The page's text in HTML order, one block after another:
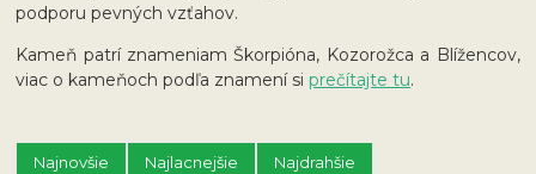
podporu pevných vzťahov.
Kameň patrí znameniam Škorpióna, Kozorožca a Blížencov,
viac o kameňoch podľa znamení siprečítajte tu.
Najnovšie Najlacnejšie Najdrahšie